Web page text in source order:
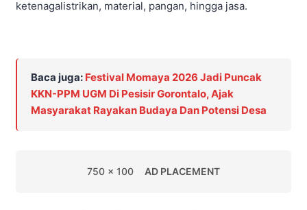
ketenagalistrikan, material, pangan, hingga jasa.
Baca juga: Festival Momaya 2026 Jadi Puncak
KKN-PPM UGM Di Pesisir Gorontalo, Ajak
Masyarakat Rayakan Budaya Dan Potensi Desa
750 x 100 AD PLACEMENT